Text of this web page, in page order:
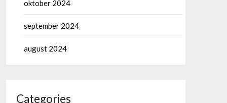
oktober 2024
september 2024
august 2024
Categories